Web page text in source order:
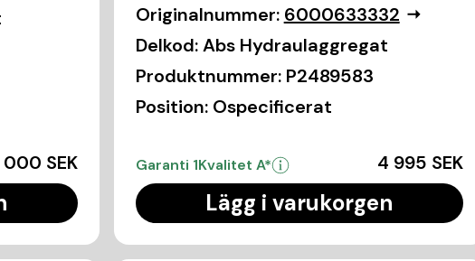
SEK
Originalnummer: 6000633332
Delkod: Abs Hydraulaggregat
Produktnummer: P2489583
Position: Ospecificerat
Garanti 1Kvalitet A* 4 995 SEK
Lägg i varukorgen